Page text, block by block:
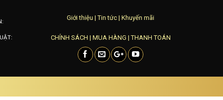
Giới thiệu |Tin tức | Khuyến mãi
CHÍNH SÁCH | MUA HÀNG |THANH TOÁN